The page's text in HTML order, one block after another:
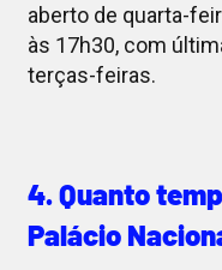
aberto de quarta-
às 17h30, com
terças-feiras.
4. Quanto
Palácio